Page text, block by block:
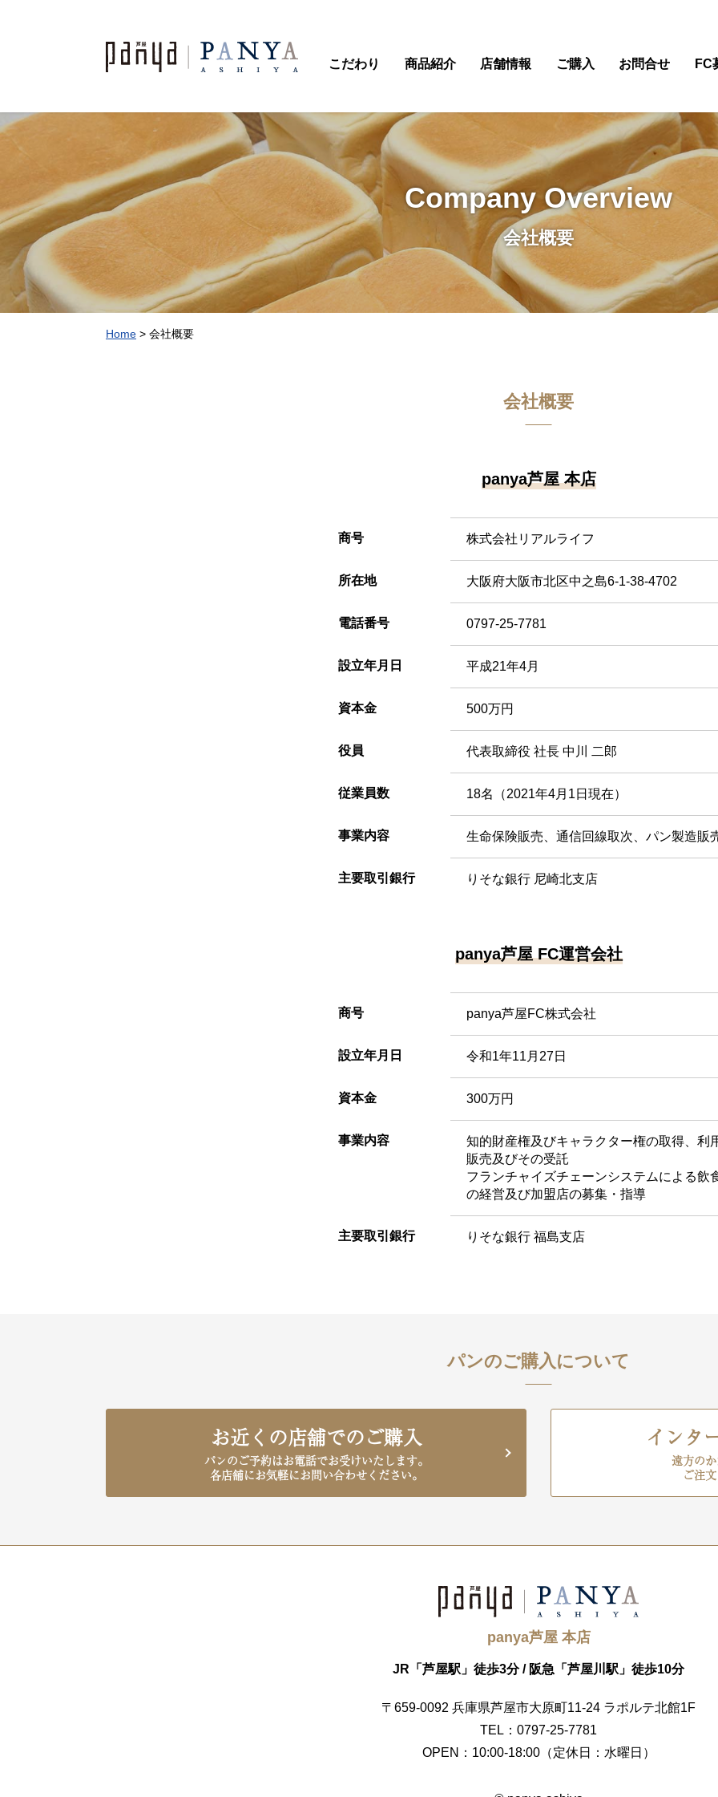
こだわり 商品紹介 店舗情報 ご購入 お問合せ FC
Company Overview
会社概要
Home > 会社概要
会社概要
panya芦屋 本店
商号 株式会社リアルライフ
所在地 大阪府大阪市北区中之島6-1-38-4702
電話番号 0797-25-7781
設立年月日 平成21年4月
資本金 500万円
役員 代表取締役 社長 中川 二郎
従業員数 18名（2021年4月1日現在）
事業内容 生命保険販売、通信回線取次、パン製造販
主要取引銀行 りそな銀行 尼崎北支店
panya芦屋 FC運営会社
商号 panya芦屋FC株式会社
設立年月日 令和1年11月27日
資本金 300万円
事業内容
知的財産権及びキャラクター権の取得、利
販売及びその受託
フランチャイズチェーンシステムによる飲
の経営及び加盟店の募集・指導
主要取引銀行 りそな銀行 福島支店
パンのご購入について
お近くの店舗でのご購入
パンのご予約はお電話でお受けいたします。
各店舗にお気軽にお問い合わせください。
インタ
遠方の
ご注
panya芦屋 本店
JR「芦屋駅」徒歩3分 / 阪急「芦屋川駅」徒歩10分
〒659-0092 兵庫県芦屋市大原町11-24 ラポルテ北館1F
TEL：0797-25-7781
OPEN：10:00-18:00（定休日：水曜日）